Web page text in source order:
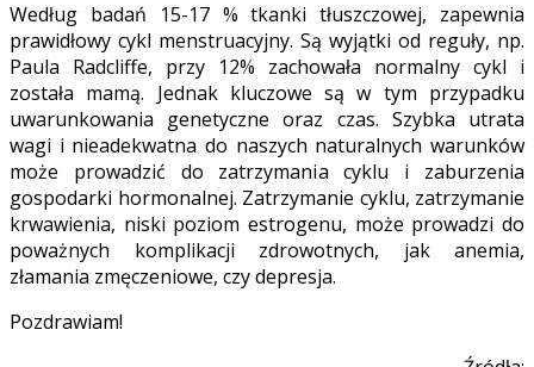
Według badań 15-17 % tkanki tłuszczowej, zapewnia
prawidłowy cykl menstruacyjny. Są wyjątki od reguły, np.
Paula Radcliffe, przy 12% zachowała normalny cykl i
została mamą. Jednak kluczowe są w tym przypadku
uwarunkowania genetyczne oraz czas. Szybka utrata
wagi i nieadekwatna do naszych naturalnych warunków
może prowadzić do zatrzymania cyklu i zaburzenia
gospodarki hormonalnej. Zatrzymanie cyklu, zatrzymanie
krwawienia, niski poziom estrogenu, może prowadzi do
poważnych komplikacji zdrowotnych, jak anemia,
złamania zmęczeniowe, czy depresja.
Pozdrawiam!